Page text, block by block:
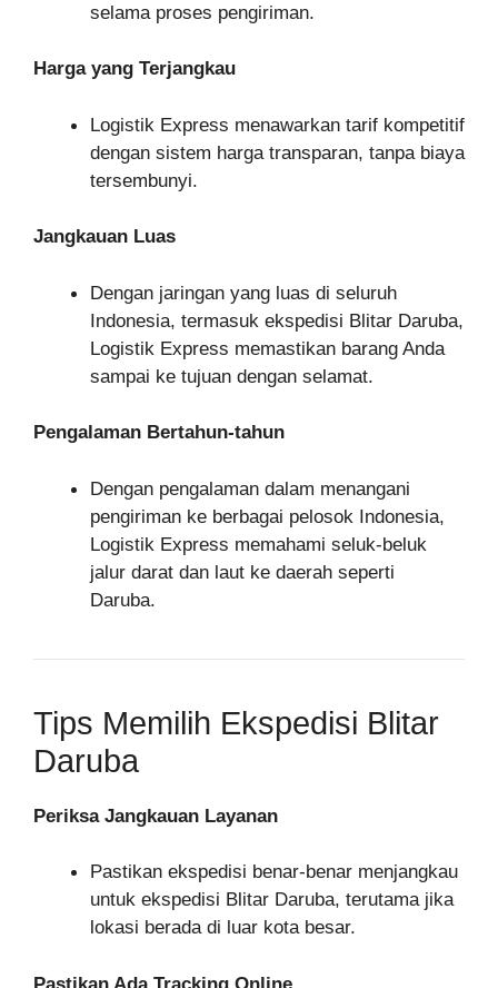
selama proses pengiriman.
Harga yang Terjangkau
Logistik Express menawarkan tarif kompetitif
dengan sistem harga transparan, tanpa biaya
tersembunyi.
Jangkauan Luas
Dengan jaringan yang luas di seluruh
Indonesia, termasuk ekspedisi Blitar Daruba,
Logistik Express memastikan barang Anda
sampai ke tujuan dengan selamat.
Pengalaman Bertahun-tahun
Dengan pengalaman dalam menangani
pengiriman ke berbagai pelosok Indonesia,
Logistik Express memahami seluk-beluk
jalur darat dan laut ke daerah seperti
Daruba.
Tips Memilih Ekspedisi Blitar
Daruba
Periksa Jangkauan Layanan
Pastikan ekspedisi benar-benar menjangkau
untuk ekspedisi Blitar Daruba, terutama jika
lokasi berada di luar kota besar.
Pastikan Ada Tracking Online